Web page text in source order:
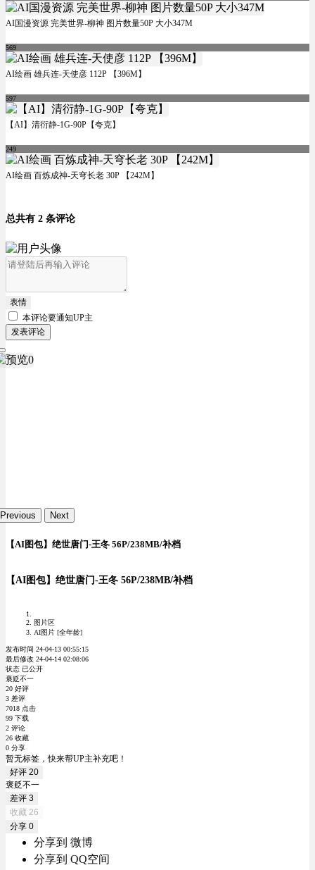
AI国漫资源 完美世界-柳神 图片数量50P 大小347M
569
AI绘画 雄兵连-天使彦 112P 【396M】
597
【AI】清衍静-1G-90P【夸克】
249
AI绘画 百炼成神-天穹长老 30P 【242M】
总共有 2 条评论
表情
本评论要通知UP主
发表评论
Previous Next
【AI图包】绝世唐门-王冬 56P/238MB/补档
【AI图包】绝世唐门-王冬 56P/238MB/补档
图片区
AI图片 [全年龄]
发布时间 24-04-13 00:55:15
最后修改 24-04-14 02:08:06
状态 已公开
褒贬不一
20 好评
3 差评
7018 点击
99 下载
2 评论
26 收藏
0 分享
暂无标签，快来帮UP主补充吧！
好评 20
褒贬不一
差评 3
收藏 26
分享 0
分享到 微博
分享到 QQ空间